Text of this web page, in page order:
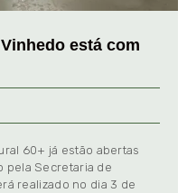
está com
60+ já estão abertas
pela Secretaria de
realizado no dia 3 de